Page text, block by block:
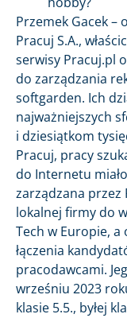
Przemek Gacek
Pracuj S.A.,
serwisy Pracuj.pl
do zarządzania
softgarden. Ich
najważniejszych
i dziesiątkom
Pracuj, pracy
do Internetu
zarządzana przez
lokalnej firmy do
Tech w Europie, a
łączenia
pracodawcami.
wrześniu 2023
klasie 5.5., byłej